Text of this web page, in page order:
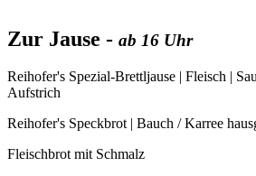
Zur Jause - ab 16 Uhr
Reihofer's Spezial-Brettljause | Fleisch |
Aufstrich
Reihofer's Speckbrot | Bauch / Karree
Fleischbrot mit Schmalz